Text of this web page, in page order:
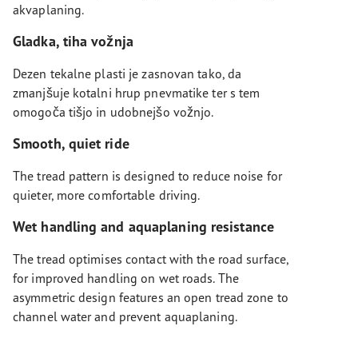
akvaplaning.
Gladka, tiha vožnja
Dezen tekalne plasti je zasnovan tako, da
zmanjšuje kotalni hrup pnevmatike ter s tem
omogoča tišjo in udobnejšo vožnjo.
Smooth, quiet ride
The tread pattern is designed to reduce noise for
quieter, more comfortable driving.
Wet handling and aquaplaning resistance
The tread optimises contact with the road surface,
for improved handling on wet roads. The
asymmetric design features an open tread zone to
channel water and prevent aquaplaning.